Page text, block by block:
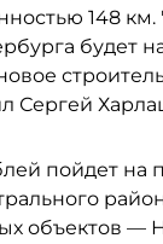
148
будет
Сергей
пойдет на
объектов —